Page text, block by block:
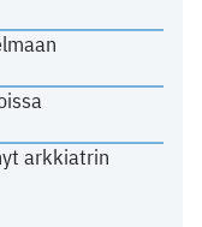
arkkiatrin